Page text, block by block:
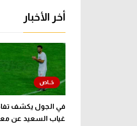
أخر الأخبار
في الجول يكشف
غياب السعيد عن